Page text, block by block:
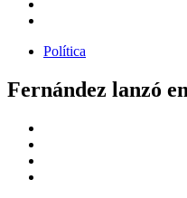
Política
Fernández lanzó